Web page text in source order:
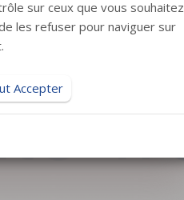
sur ceux que vous souhaitez
les refuser pour naviguer sur
Accepter